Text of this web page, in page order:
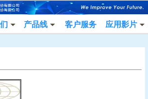
产品线 客户服务 应用影片